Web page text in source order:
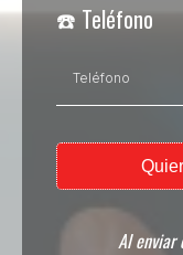
☎️ Teléfono
Al enviar